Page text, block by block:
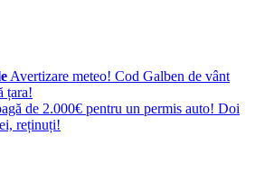
Avertizare meteo! Cod Galben de vânt
țara!
de 2.000€ pentru un permis auto! Doi
reținuți!